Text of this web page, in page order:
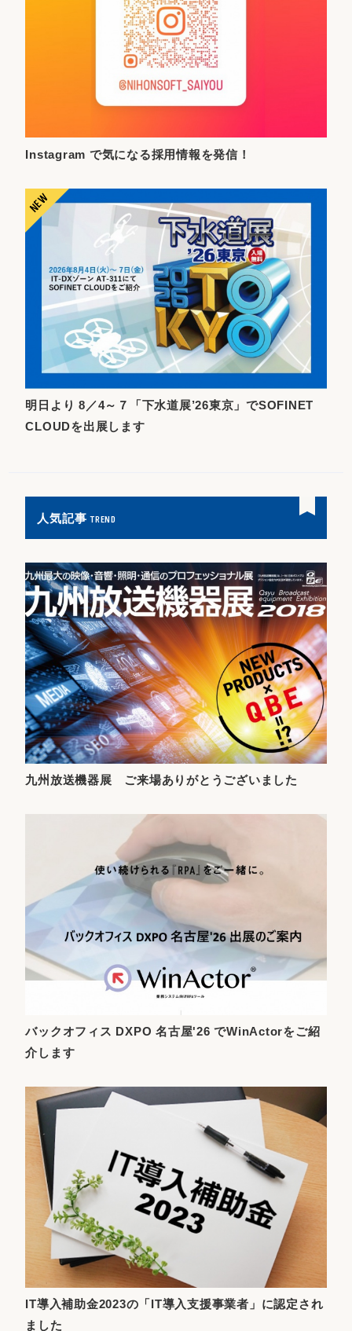
Instagram で気になる採用情報を発信！
明日より 8／4～７「下水道展’26東京」でSOFINET
CLOUDを出展します
人気記事TREND
九州放送機器展 ご来場ありがとうございました
バックオフィス DXPO 名古屋'26 でWinActorをご紹
介します
IT導入補助金2023の「IT導入支援事業者」に認定され
ました